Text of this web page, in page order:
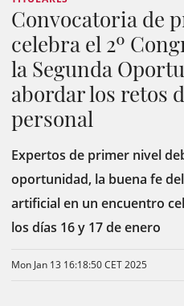
Convocatoria de
celebra el 2º
la Segunda
abordar los retos
personal
Expertos de primer nivel
oportunidad, la buena fe
artificial en un encuentro
los días 16 y 17 de enero
Mon Jan 13 16:18:50 CET 2025